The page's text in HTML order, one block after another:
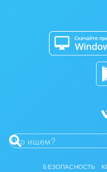
Инвестиционный
Интерьер,
Консалтинговые
Кибербезопасность
Битрикс24 Маркет
Разработчикам
БЕЗОПАСНОСТЬ